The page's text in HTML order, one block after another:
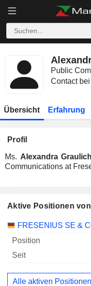
Public
Contact bei
Übersicht Erfahrung
Profil
Ms. Alexandra Graulich
Communications at
Aktive Positionen
Unternehmen Position
FRESENIUS SE &
Alle aktiven